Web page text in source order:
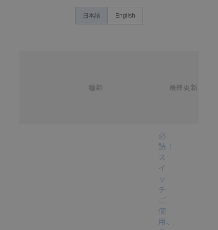
日本語 English
種類 最終更新
必
読！
ス
イ
ッ
チ
ご
使
用、